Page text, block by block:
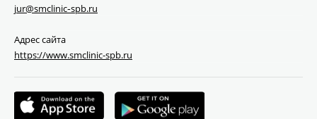
jur@smclinic‑spb.ru
Адрес сайта
https://www.smclinic-spb.ru